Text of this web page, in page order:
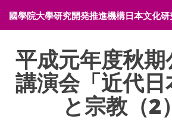
國學院大學研究開発推進機構日本文化研
平成元年度秋
講演会「近代
と宗教（2